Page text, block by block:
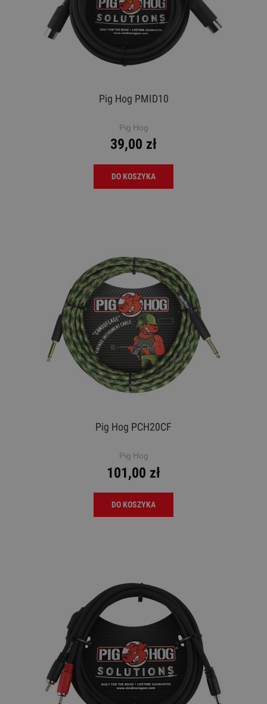
Pig Hog PMID10
Pig Hog
39,00 zł
DO KOSZYKA
Pig Hog PCH20CF
Pig Hog
101,00 zł
DO KOSZYKA